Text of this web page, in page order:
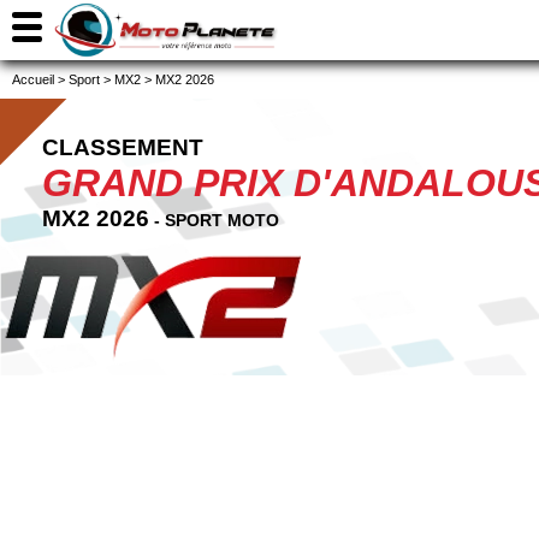
Accueil > Sport > MX2 > MX2 2026
CLASSEMENT
GRAND PRIX
MX2 2026 - SPORT MOTO